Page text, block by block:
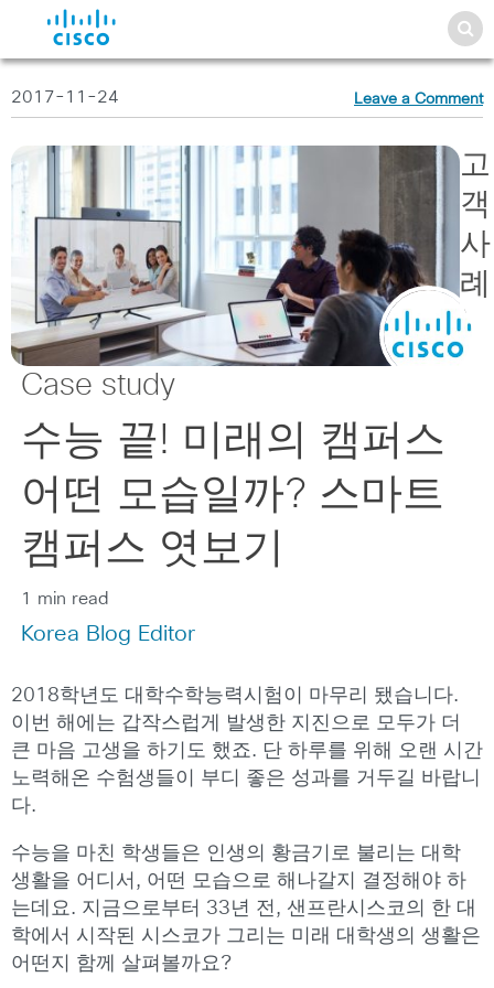
2017-11-24 Leave a Comment
고
객
사
례
|
Case study
수능 끝! 미래의 캠퍼스
어떤 모습일까? 스마트
캠퍼스 엿보기
1 min read
Korea Blog Editor
2018학년도 대학수학능력시험이 마무리 됐습니다.
이번 해에는 갑작스럽게 발생한 지진으로 모두가 더
큰 마음 고생을 하기도 했죠. 단 하루를 위해 오랜 시간
노력해온 수험생들이 부디 좋은 성과를 거두길 바랍니
다.
수능을 마친 학생들은 인생의 황금기로 불리는 대학
생활을 어디서, 어떤 모습으로 해나갈지 결정해야 하
는데요. 지금으로부터 33년 전, 샌프란시스코의 한 대
학에서 시작된 시스코가 그리는 미래 대학생의 생활은
어떤지 함께 살펴볼까요?